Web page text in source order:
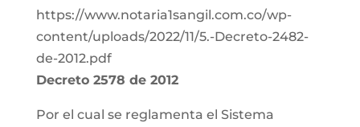
https://www.notaria1sangil.com.co/wp-
content/uploads/2022/11/5.-Decreto-2482-
de-2012.pdf
Decreto 2578 de 2012
Por el cual se reglamenta el Sistema